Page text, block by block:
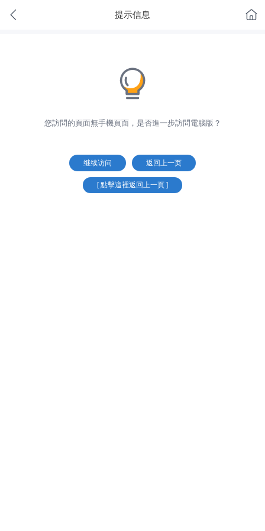
提示信息
您訪問的頁面無手機頁面，是否進一步訪問電腦版？
继续访问 返回上一页
[ 點擊這裡返回上一頁 ]